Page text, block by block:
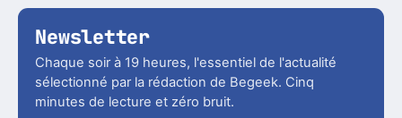
Newsletter
Chaque soir à 19 heures, l'essentiel de l'actualité
sélectionné par la rédaction de Begeek. Cinq
minutes de lecture et zéro bruit.